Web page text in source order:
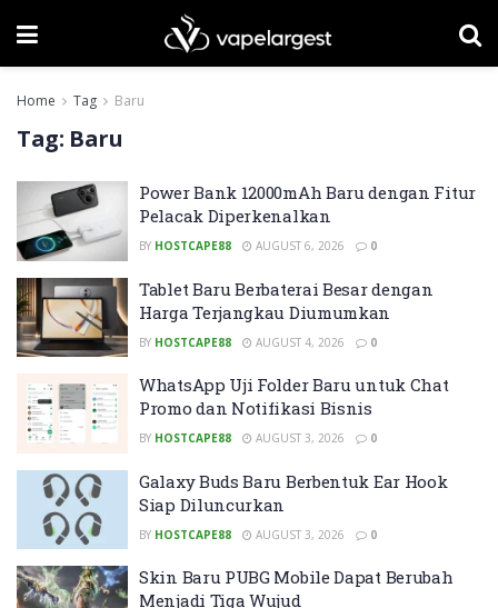
Home Tag Baru
Tag: Baru
Power Bank 12000mAh Baru dengan Fitur
Pelacak Diperkenalkan
BY HOSTCAPE88 AUGUST 6, 2026 0
Tablet Baru Berbaterai Besar dengan
Harga Terjangkau Diumumkan
BY HOSTCAPE88 AUGUST 4, 2026 0
WhatsApp Uji Folder Baru untuk Chat
Promo dan Notifikasi Bisnis
BY HOSTCAPE88 AUGUST 3, 2026 0
Galaxy Buds Baru Berbentuk Ear Hook
Siap Diluncurkan
BY HOSTCAPE88 AUGUST 3, 2026 0
Skin Baru PUBG Mobile Dapat Berubah
Menjadi Tiga Wujud